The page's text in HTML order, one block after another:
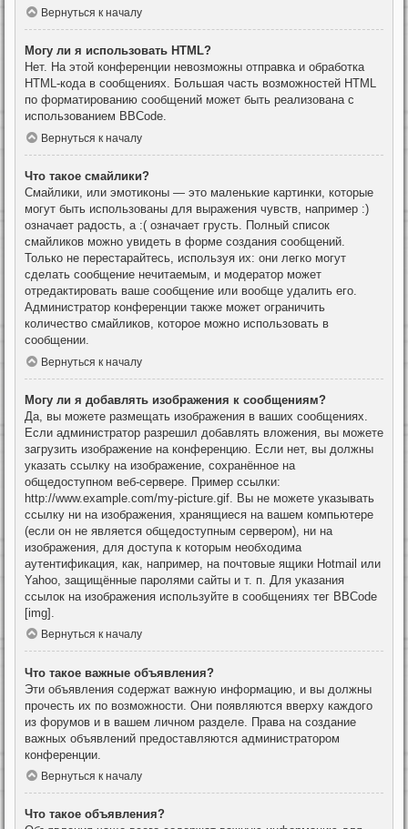
Вернуться к началу
Могу ли я использовать HTML?
Нет. На этой конференции невозможны отправка и обработка
HTML-кода в сообщениях. Большая часть возможностей HTML
по форматированию сообщений может быть реализована с
использованием BBCode.
Вернуться к началу
Что такое смайлики?
Смайлики, или эмотиконы — это маленькие картинки, которые
могут быть использованы для выражения чувств, например :)
означает радость, а :( означает грусть. Полный список
смайликов можно увидеть в форме создания сообщений.
Только не перестарайтесь, используя их: они легко могут
сделать сообщение нечитаемым, и модератор может
отредактировать ваше сообщение или вообще удалить его.
Администратор конференции также может ограничить
количество смайликов, которое можно использовать в
сообщении.
Вернуться к началу
Могу ли я добавлять изображения к сообщениям?
Да, вы можете размещать изображения в ваших сообщениях.
Если администратор разрешил добавлять вложения, вы можете
загрузить изображение на конференцию. Если нет, вы должны
указать ссылку на изображение, сохранённое на
общедоступном веб-сервере. Пример ссылки:
http://www.example.com/my-picture.gif. Вы не можете указывать
ссылку ни на изображения, хранящиеся на вашем компьютере
(если он не является общедоступным сервером), ни на
изображения, для доступа к которым необходима
аутентификация, как, например, на почтовые ящики Hotmail или
Yahoo, защищённые паролями сайты и т. п. Для указания
ссылок на изображения используйте в сообщениях тег BBCode
[img].
Вернуться к началу
Что такое важные объявления?
Эти объявления содержат важную информацию, и вы должны
прочесть их по возможности. Они появляются вверху каждого
из форумов и в вашем личном разделе. Права на создание
важных объявлений предоставляются администратором
конференции.
Вернуться к началу
Что такое объявления?